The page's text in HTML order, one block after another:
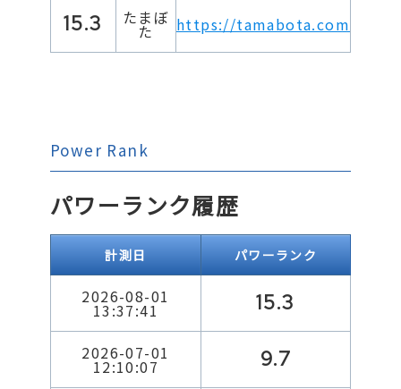
15.3 たまぼ
た https://tamabota.com
Power Rank
パワーランク履歴
計測日 パワーランク
2026-08-01
13:37:41 15.3
2026-07-01
12:10:07 9.7